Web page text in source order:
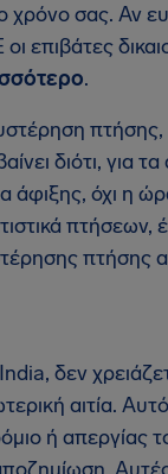
χρόνο σας. Αν
επιβάτες
.
διότι, για
άφιξης, όχι η
πτήσεων,
πτήσης
δεν
αιτία.
ή